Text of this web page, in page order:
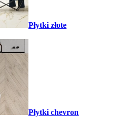
Płytki złote
Płytki chevron